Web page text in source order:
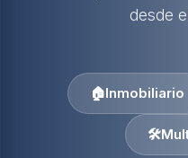
desde
🏠Inmobiliario
🛠️